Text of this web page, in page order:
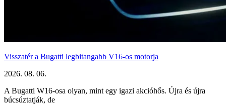
Visszatér a Bugatti legbitangabb V16-os motorja
2026. 08. 06.
A Bugatti W16-osa olyan, mint egy igazi akcióhős. Újra és újra
búcsúztatják, de